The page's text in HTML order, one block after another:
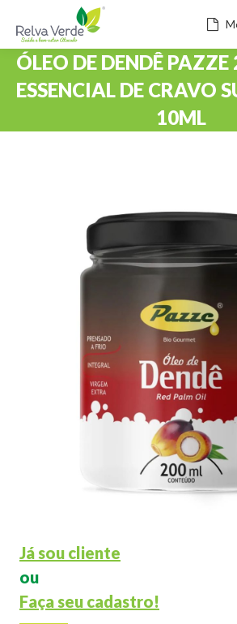
ÓLEO DE DENDÊ
ESSENCIAL DE CRAVO
10ML
Já sou cliente
ou
Faça seu cadastro!